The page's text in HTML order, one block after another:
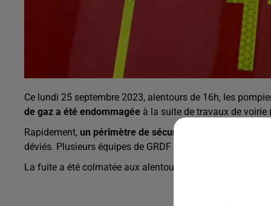
Ce lundi 25 septembre 2023, alentours de 16h, les
de gaz a été endommagée à la suite de travaux de
Rapidement, un périmètre de sécurité
déviés. Plusieurs équipes de GRDF sont sur les lieux
La fuite a été colmatée aux alentours de 16h20.